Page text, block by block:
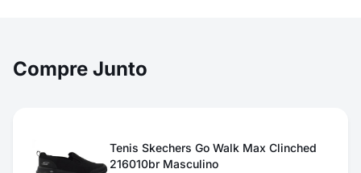
Compre Junto
Tenis Skechers Go Walk Max Clinched
216010br Masculino